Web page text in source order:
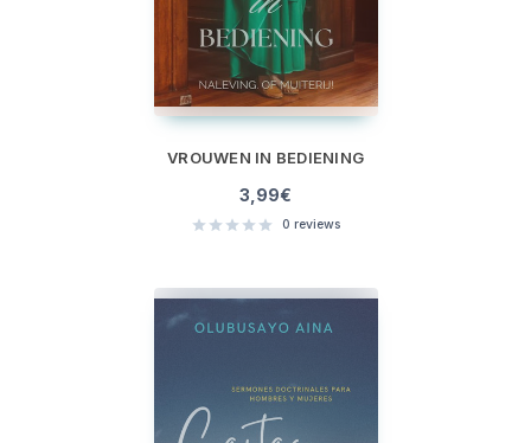
VROUWEN IN BEDIENING
3,99€
0 reviews